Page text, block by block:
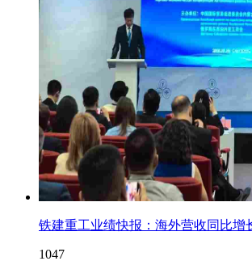
铁建重工业绩快报：海外营收同比增
1047